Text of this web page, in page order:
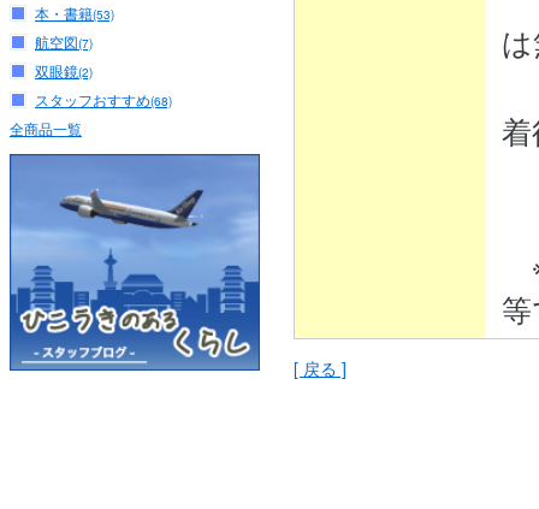
本・書籍(53)
航空図(7)
双眼鏡(2)
スタッフおすすめ(68)
全商品一覧
[ 戻る ]